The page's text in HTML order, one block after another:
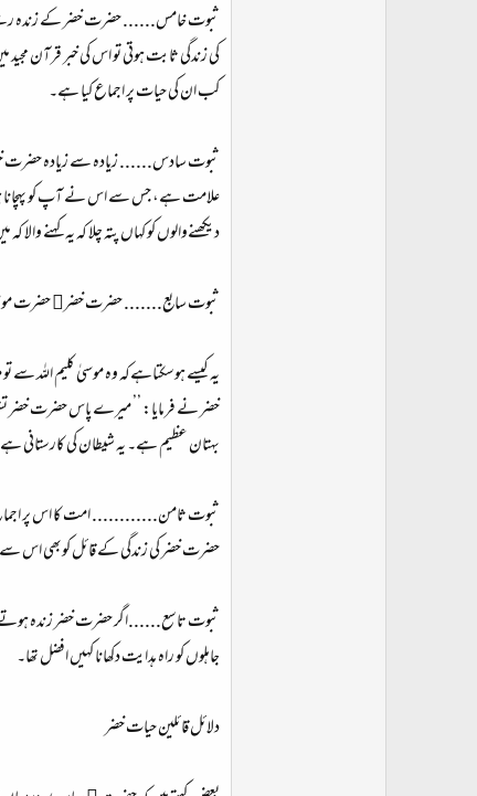
ثبوت خامس...... حضرت خضر کے زندہ رہنے کی
کی زندگی ثابت ہوتی تو اس کی خبر قرآن
کب ان کی حیات پر اجماع کیا ہے۔
ثبوت سادس...... زیادہ سے زیادہ حضرت خضر
علامت ہے، جس سے اس نے آپ کو پہچانا ہو؟
دیکھنےوالوں کو کہاں پتہ چلا کہ یہ کہنے
ثبوت سابع....... حضرت خضر﷤ حضرت موسیٰ
یہ کیسے ہوسکتاہےکہ وہ موسیٰ کلیم
خضر نے فرمایا: ’’ میرے پاس حضرت خضر
بہتان عظیم ہے۔ یہ شیطان کی کارستانی
ثبوت ثامن............ امت کا اس پر اجماع
حضرت خضر کی زندگی کے قائل کوبھی اس
ثبوت تاسع......اگر حضرت خضر زندہ
جاہلوں کو راہ ہدایت دکھانا کہیں افضل تھا۔
دلائل قائلین حیات خضر